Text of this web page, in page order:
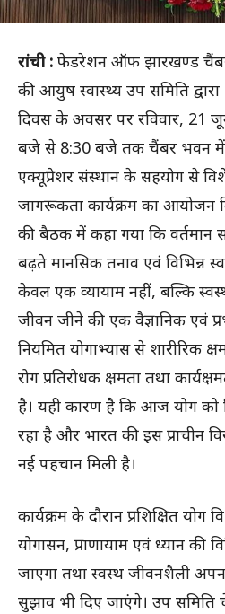
रांची : फेडरेशन ऑफ झारखण्ड चैंबर
की आयुष स्वास्थ्य उप समिति द्वारा
दिवस के अवसर पर रविवार, 21
बजे से 8:30 बजे तक चैंबर भवन में
एक्यूप्रेशर संस्थान के सहयोग से
जागरूकता कार्यक्रम का आयोजन
की बैठक में कहा गया कि वर्तमान
बढ़ते मानसिक तनाव एवं विभिन्न
केवल एक व्यायाम नहीं, बल्कि
जीवन जीने की एक वैज्ञानिक एवं
नियमित योगाभ्यास से शारीरिक
रोग प्रतिरोधक क्षमता तथा
है। यही कारण है कि आज योग को
रहा है और भारत की इस प्राचीन
नई पहचान मिली है।
कार्यक्रम के दौरान प्रशिक्षित योग
योगासन, प्राणायाम एवं ध्यान की
जाएगा तथा स्वस्थ जीवनशैली
सुझाव भी दिए जाएंगे। उप समिति